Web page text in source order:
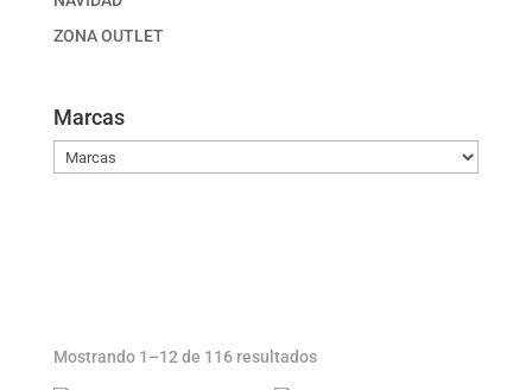
ZONA OUTLET
Marcas
Mostrando 1–12 de 116 resultados